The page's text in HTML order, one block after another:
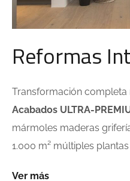
Reformas
Transformación completa
Acabados ULTRA-
mármoles maderas
1.000 m² múltiples
Ver más